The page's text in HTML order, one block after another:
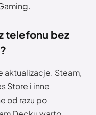
telefonu bez
aktualizacje. Steam,
Store i inne
od razu po